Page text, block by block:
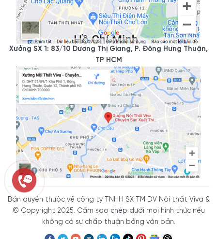
Xưởng SX 1: 83/10 Dương Thị Giang, P. Đông Hưng Thuận,
TP HCM
Bản quyền thuộc về công ty TNHH SX TM DV Nội thất Viva &
© Copyright 2025. Cấm sao chép dưới mọi hình thức nếu
không có sự chấp thuận bằng văn bản.